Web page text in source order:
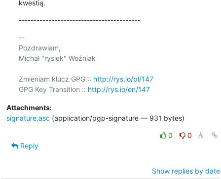
kwestią.
-----------------------------------------
--
Pozdrawiam,
Michał "rysiek" Woźniak
Zmieniam klucz GPG :: http://rys.io/pl/147
GPG Key Transition :: http://rys.io/en/147
Attachments:
signature.asc (application/pgp-signature — 931 bytes)
0
0
Reply
Show replies by date